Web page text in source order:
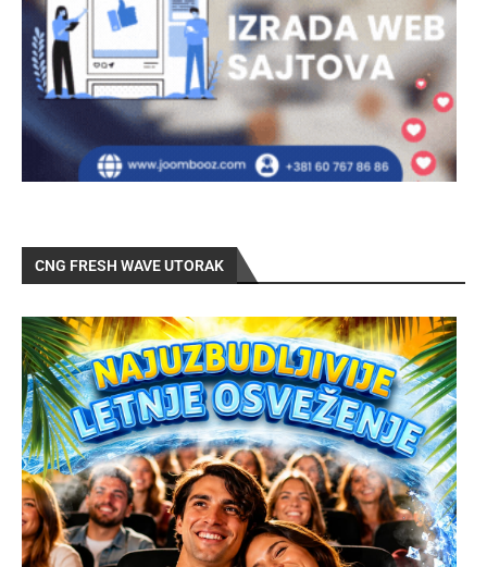
CNG FRESH WAVE UTORAK